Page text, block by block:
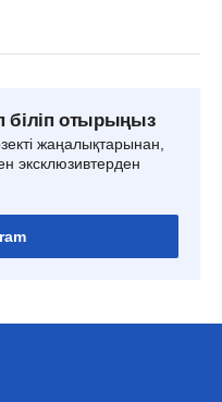
біліп отырыңыз
жаңалықтарынан,
эксклюзивтерден